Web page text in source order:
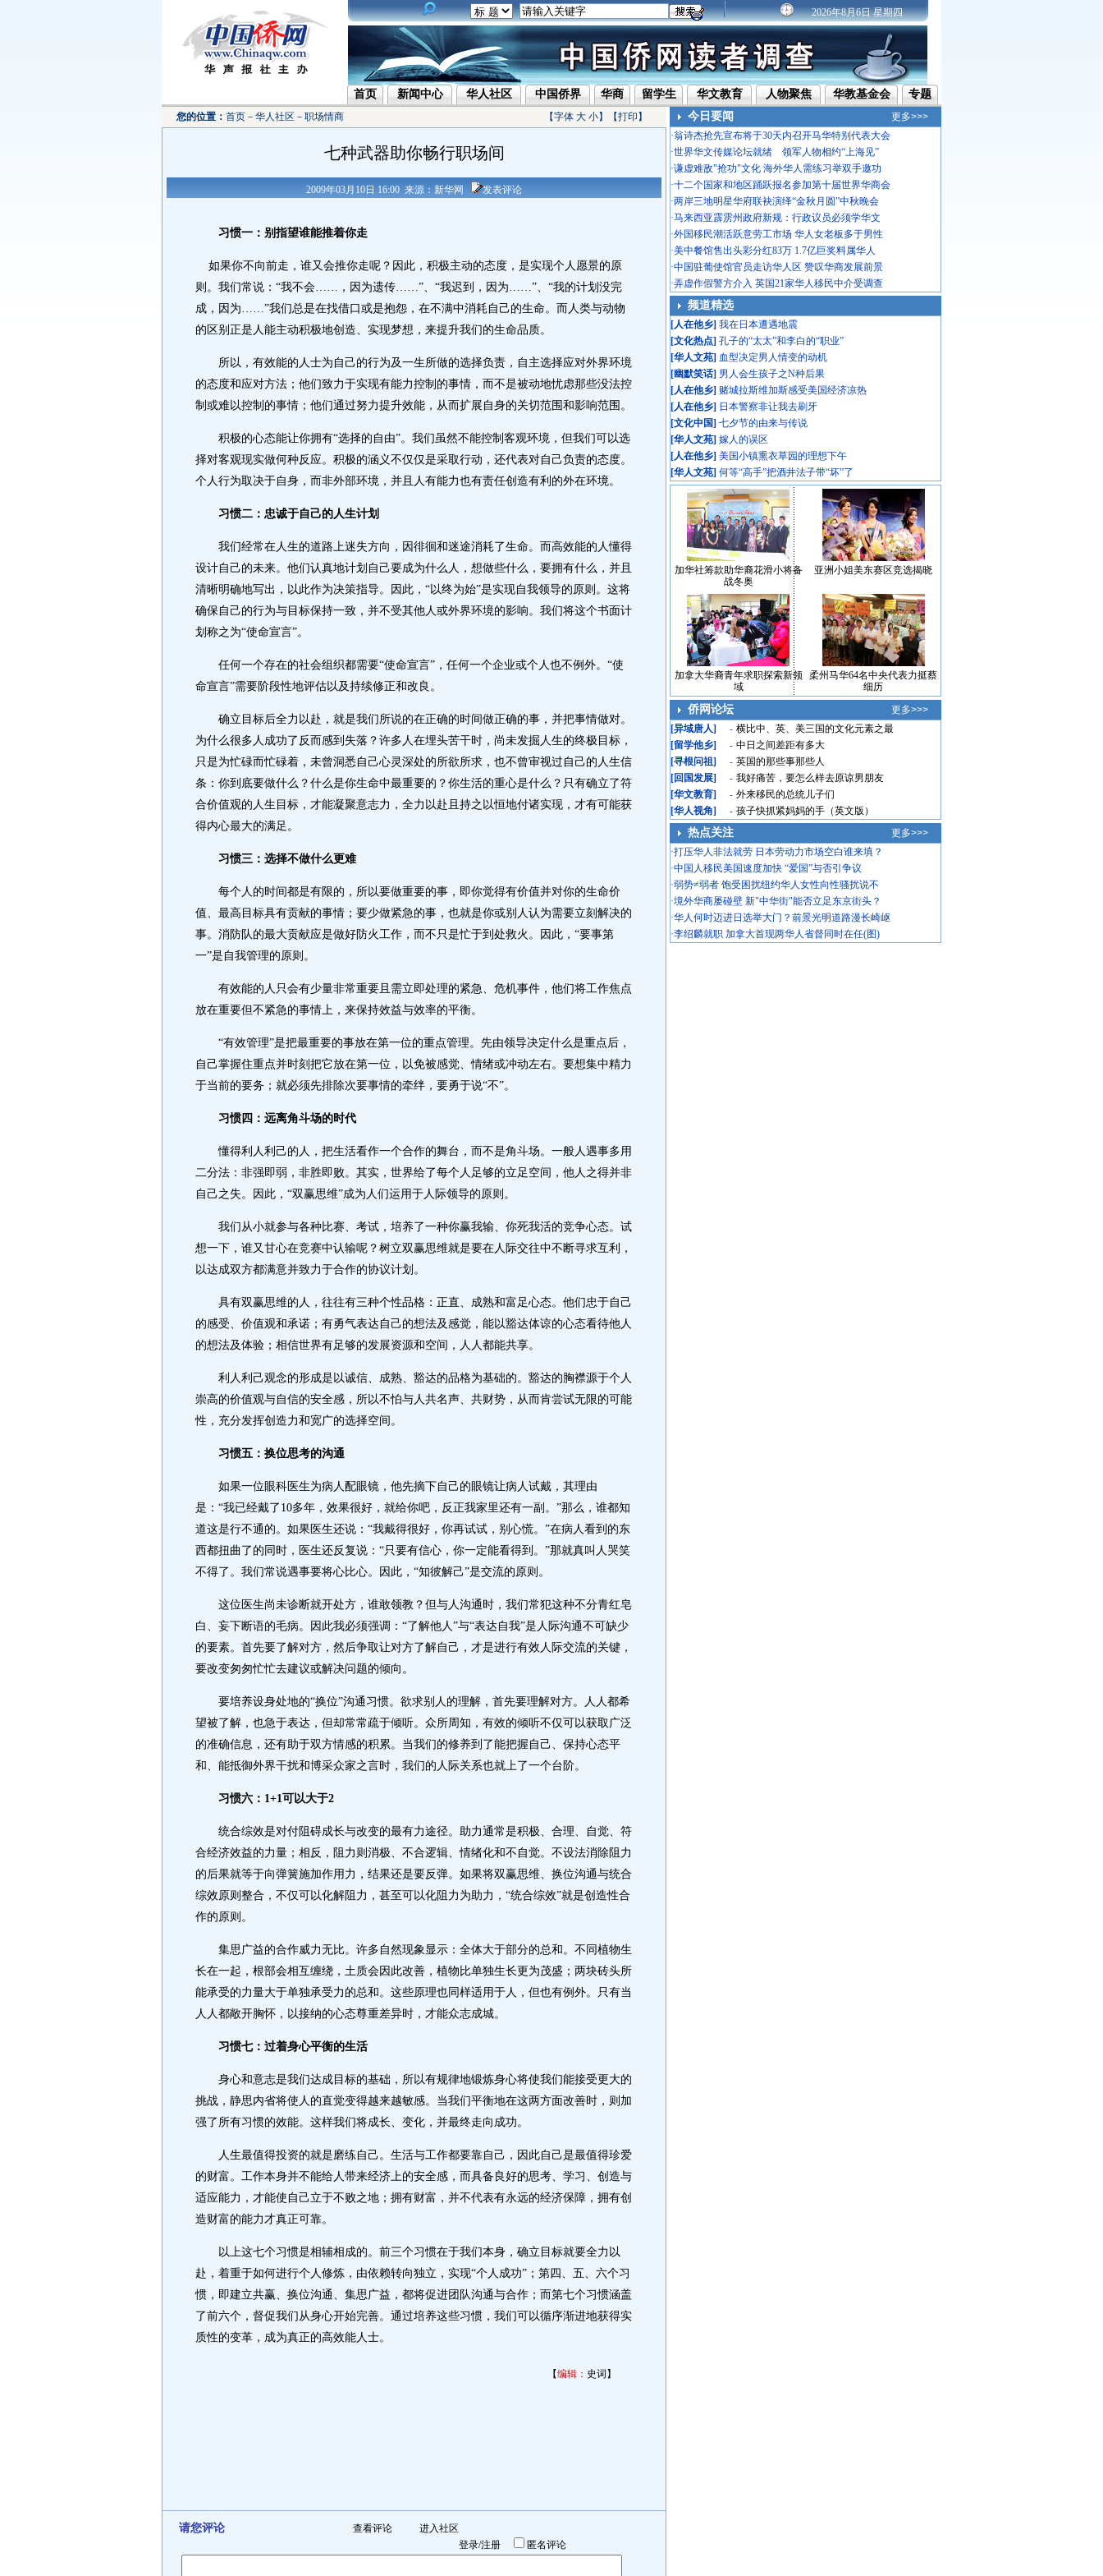
2026年8月6日 星期四
首页 新闻中心 华人社区 中国侨界 华商 留学生 华文教育 人物聚焦 华教基金会 专题
您的位置： 首页 － 华人社区 － 职场情商 【字体 大 小】【打印 】
七种武器助你畅行职场间
2009年03月10日 16:00 来源：新华网 发表评论
习惯一：别指望谁能推着你走
如果你不向前走，谁又会推你走呢？因此，积极主动的态度，是实现个人愿景的原
则。我们常说：“我不会……，因为遗传……”、“我迟到，因为……”、“我的计划没完
成，因为……”我们总是在找借口或是抱怨，在不满中消耗自己的生命。而人类与动物
的区别正是人能主动积极地创造、实现梦想，来提升我们的生命品质。
所以，有效能的人士为自己的行为及一生所做的选择负责，自主选择应对外界环境
的态度和应对方法；他们致力于实现有能力控制的事情，而不是被动地忧虑那些没法控
制或难以控制的事情；他们通过努力提升效能，从而扩展自身的关切范围和影响范围。
积极的心态能让你拥有“选择的自由”。我们虽然不能控制客观环境，但我们可以选
择对客观现实做何种反应。积极的涵义不仅仅是采取行动，还代表对自己负责的态度。
个人行为取决于自身，而非外部环境，并且人有能力也有责任创造有利的外在环境。
习惯二：忠诚于自己的人生计划
我们经常在人生的道路上迷失方向，因徘徊和迷途消耗了生命。而高效能的人懂得
设计自己的未来。他们认真地计划自己要成为什么人，想做些什么，要拥有什么，并且
清晰明确地写出，以此作为决策指导。因此，“以终为始”是实现自我领导的原则。这将
确保自己的行为与目标保持一致，并不受其他人或外界环境的影响。我们将这个书面计
划称之为“使命宣言”。
任何一个存在的社会组织都需要“使命宣言”，任何一个企业或个人也不例外。“使
命宣言”需要阶段性地评估以及持续修正和改良。
确立目标后全力以赴，就是我们所说的在正确的时间做正确的事，并把事情做对。
为什么很多人成功了反而感到失落？许多人在埋头苦干时，尚未发掘人生的终极目标，
只是为忙碌而忙碌着，未曾洞悉自己心灵深处的所欲所求，也不曾审视过自己的人生信
条：你到底要做什么？什么是你生命中最重要的？你生活的重心是什么？只有确立了符
合价值观的人生目标，才能凝聚意志力，全力以赴且持之以恒地付诸实现，才有可能获
得内心最大的满足。
习惯三：选择不做什么更难
每个人的时间都是有限的，所以要做重要的事，即你觉得有价值并对你的生命价
值、最高目标具有贡献的事情；要少做紧急的事，也就是你或别人认为需要立刻解决的
事。消防队的最大贡献应是做好防火工作，而不只是忙于到处救火。因此，“要事第
一”是自我管理的原则。
有效能的人只会有少量非常重要且需立即处理的紧急、危机事件，他们将工作焦点
放在重要但不紧急的事情上，来保持效益与效率的平衡。
“有效管理”是把最重要的事放在第一位的重点管理。先由领导决定什么是重点后，
自己掌握住重点并时刻把它放在第一位，以免被感觉、情绪或冲动左右。要想集中精力
于当前的要务；就必须先排除次要事情的牵绊，要勇于说“不”。
习惯四：远离角斗场的时代
懂得利人利己的人，把生活看作一个合作的舞台，而不是角斗场。一般人遇事多用
二分法：非强即弱，非胜即败。其实，世界给了每个人足够的立足空间，他人之得并非
自己之失。因此，“双赢思维”成为人们运用于人际领导的原则。
我们从小就参与各种比赛、考试，培养了一种你赢我输、你死我活的竞争心态。试
想一下，谁又甘心在竞赛中认输呢？树立双赢思维就是要在人际交往中不断寻求互利，
以达成双方都满意并致力于合作的协议计划。
具有双赢思维的人，往往有三种个性品格：正直、成熟和富足心态。他们忠于自己
的感受、价值观和承诺；有勇气表达自己的想法及感觉，能以豁达体谅的心态看待他人
的想法及体验；相信世界有足够的发展资源和空间，人人都能共享。
利人利己观念的形成是以诚信、成熟、豁达的品格为基础的。豁达的胸襟源于个人
崇高的价值观与自信的安全感，所以不怕与人共名声、共财势，从而肯尝试无限的可能
性，充分发挥创造力和宽广的选择空间。
习惯五：换位思考的沟通
如果一位眼科医生为病人配眼镜，他先摘下自己的眼镜让病人试戴，其理由
是：“我已经戴了10多年，效果很好，就给你吧，反正我家里还有一副。”那么，谁都知
道这是行不通的。如果医生还说：“我戴得很好，你再试试，别心慌。”在病人看到的东
西都扭曲了的同时，医生还反复说：“只要有信心，你一定能看得到。”那就真叫人哭笑
不得了。我们常说遇事要将心比心。因此，“知彼解己”是交流的原则。
这位医生尚未诊断就开处方，谁敢领教？但与人沟通时，我们常犯这种不分青红皂
白、妄下断语的毛病。因此我必须强调：“了解他人”与“表达自我”是人际沟通不可缺少
的要素。首先要了解对方，然后争取让对方了解自己，才是进行有效人际交流的关键，
要改变匆匆忙忙去建议或解决问题的倾向。
要培养设身处地的“换位”沟通习惯。欲求别人的理解，首先要理解对方。人人都希
望被了解，也急于表达，但却常常疏于倾听。众所周知，有效的倾听不仅可以获取广泛
的准确信息，还有助于双方情感的积累。当我们的修养到了能把握自己、保持心态平
和、能抵御外界干扰和博采众家之言时，我们的人际关系也就上了一个台阶。
习惯六：1+1可以大于2
统合综效是对付阻碍成长与改变的最有力途径。助力通常是积极、合理、自觉、符
合经济效益的力量；相反，阻力则消极、不合逻辑、情绪化和不自觉。不设法消除阻力
的后果就等于向弹簧施加作用力，结果还是要反弹。如果将双赢思维、换位沟通与统合
综效原则整合，不仅可以化解阻力，甚至可以化阻力为助力，“统合综效”就是创造性合
作的原则。
集思广益的合作威力无比。许多自然现象显示：全体大于部分的总和。不同植物生
长在一起，根部会相互缠绕，土质会因此改善，植物比单独生长更为茂盛；两块砖头所
能承受的力量大于单独承受力的总和。这些原理也同样适用于人，但也有例外。只有当
人人都敞开胸怀，以接纳的心态尊重差异时，才能众志成城。
习惯七：过着身心平衡的生活
身心和意志是我们达成目标的基础，所以有规律地锻炼身心将使我们能接受更大的
挑战，静思内省将使人的直觉变得越来越敏感。当我们平衡地在这两方面改善时，则加
强了所有习惯的效能。这样我们将成长、变化，并最终走向成功。
人生最值得投资的就是磨练自己。生活与工作都要靠自己，因此自己是最值得珍爱
的财富。工作本身并不能给人带来经济上的安全感，而具备良好的思考、学习、创造与
适应能力，才能使自己立于不败之地；拥有财富，并不代表有永远的经济保障，拥有创
造财富的能力才真正可靠。
以上这七个习惯是相辅相成的。前三个习惯在于我们本身，确立目标就要全力以
赴，着重于如何进行个人修炼，由依赖转向独立，实现“个人成功”；第四、五、六个习
惯，即建立共赢、换位沟通、集思广益，都将促进团队沟通与合作；而第七个习惯涵盖
了前六个，督促我们从身心开始完善。通过培养这些习惯，我们可以循序渐进地获得实
质性的变革，成为真正的高效能人士。
【编辑： 史词】
请您评论 查看评论
进入社区
登录/注册 匿名评论
今日要闻
更多>>>
·翁诗杰抢先宣布将于30天内召开马华特别代表大会
·世界华文传媒论坛就绪 领军人物相约“上海见”
·谦虚难敌"抢功"文化 海外华人需练习举双手邀功
·十二个国家和地区踊跃报名参加第十届世界华商会
·两岸三地明星华府联袂演绎“金秋月圆”中秋晚会
·马来西亚霹雳州政府新规：行政议员必须学华文
·外国移民潮活跃意劳工市场 华人女老板多于男性
·美中餐馆售出头彩分红83万 1.7亿巨奖料属华人
·中国驻葡使馆官员走访华人区 赞叹华商发展前景
·弄虚作假警方介入 英国21家华人移民中介受调查
频道精选
[人在他乡] 我在日本遭遇地震
[文化热点] 孔子的“太太”和李白的“职业”
[华人文苑] 血型决定男人情变的动机
[幽默笑话] 男人会生孩子之N种后果
[人在他乡] 赌城拉斯维加斯感受美国经济凉热
[人在他乡] 日本警察非让我去刷牙
[文化中国] 七夕节的由来与传说
[华人文苑] 嫁人的误区
[人在他乡] 美国小镇熏衣草园的理想下午
[华人文苑] 何等“高手”把酒井法子带“坏”了
加华社筹款助华裔花滑小将备
战冬奥
亚洲小姐美东赛区竞选揭晓
加拿大华裔青年求职探索新领
域
柔州马华64名中央代表力挺蔡
细历
侨网论坛
更多>>>
[异域唐人]
[留学他乡]
[寻根问祖]
[回国发展]
[华文教育]
[华人视角]
- 横比中、英、美三国的文化元素之最
- 中日之间差距有多大
- 英国的那些事那些人
- 我好痛苦，要怎么样去原谅男朋友
- 外来移民的总统儿子们
- 孩子快抓紧妈妈的手（英文版）
热点关注
更多>>>
·打压华人非法就劳 日本劳动力市场空白谁来填？
·中国人移民美国速度加快 “爱国”与否引争议
·弱势≠弱者 饱受困扰纽约华人女性向性骚扰说不
·境外华商屡碰壁 新"中华街"能否立足东京街头？
·华人何时迈进日选举大门？前景光明道路漫长崎岖
·李绍麟就职 加拿大首现两华人省督同时在任(图)